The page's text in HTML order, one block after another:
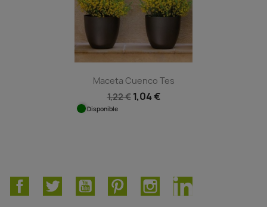
Maceta Cuenco Tes
1,22 € 1,04 €
Disponible
FacebookTwitter YouTube PinterestInstagramLinkedIn